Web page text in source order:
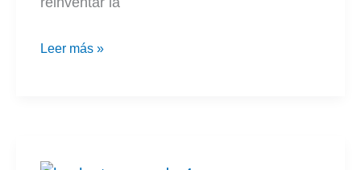
terror
Destino
Leer más »